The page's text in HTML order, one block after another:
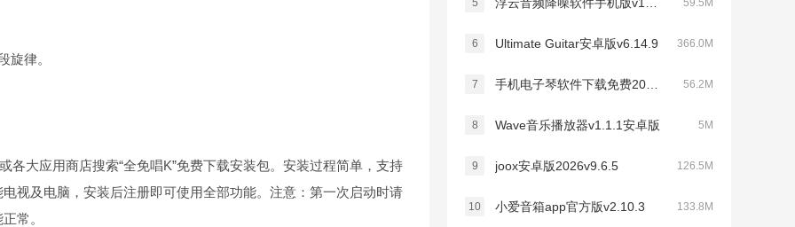
旋律。
大应用商店搜索“全免唱K”免费下载安装包。安装过程简单，支持
视及电脑，安装后注册即可使用全部功能。注意：第一次启动时请
常。
5 59.5M
6 Ultimate Guitar安卓版v6.14.9 366.0M
7 56.2M
8 Wave音乐播放器v1.1.1安卓版 5M
9 joox安卓版2026v9.6.5 126.5M
10 小爱音箱app官方版v2.10.3 133.8M